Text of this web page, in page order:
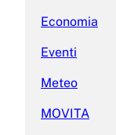
Economia
Eventi
Meteo
MOVITA